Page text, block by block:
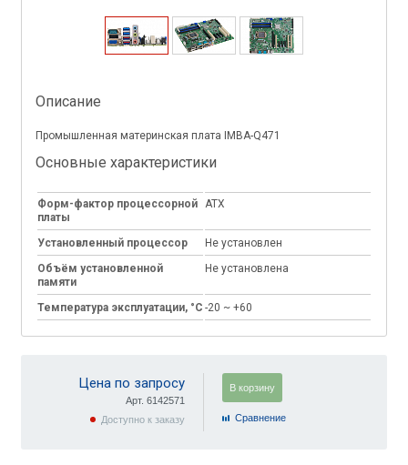
Описание
Промышленная материнская плата IMBA-Q471
Основные характеристики
Форм-фактор процессорной
платы
ATX
Установленный процессор
Не установлен
Объём установленной
памяти
Не установлена
Температура эксплуатации, °C -20 ~ +60
Цена по запросу
Арт. 6142571
Доступно к заказу
В корзину
Cравнение